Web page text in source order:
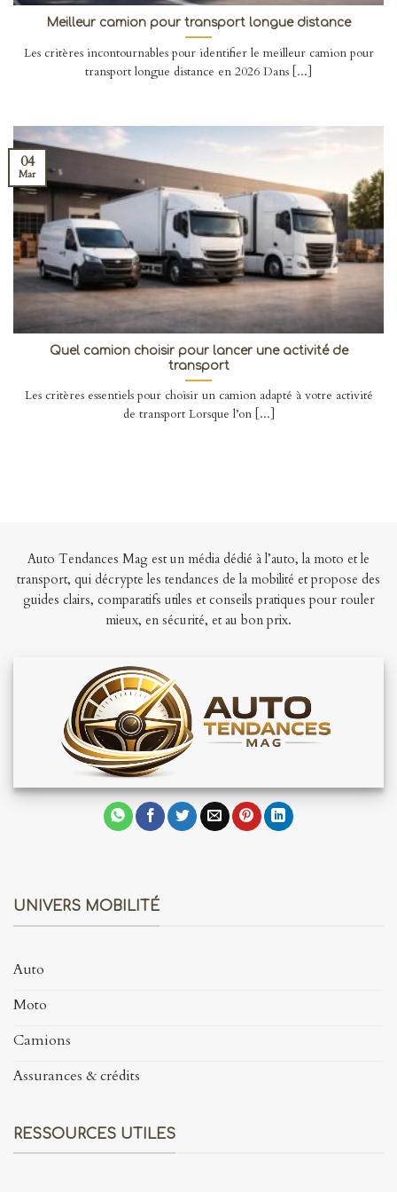
Meilleur camion pour transport longue distance
Les critères incontournables pour identifier le meilleur camion pour
transport longue distance en 2026 Dans [...]
Quel camion choisir pour lancer une activité de
transport
Les critères essentiels pour choisir un camion adapté à votre activité
de transport Lorsque l’on [...]
04
Mar
Auto Tendances Mag est un média dédié à l’auto, la moto et le
transport, qui décrypte les tendances de la mobilité et propose des
guides clairs, comparatifs utiles et conseils pratiques pour rouler
mieux, en sécurité, et au bon prix.
UNIVERS MOBILITÉ
Auto
Moto
Camions
Assurances & crédits
RESSOURCES UTILES